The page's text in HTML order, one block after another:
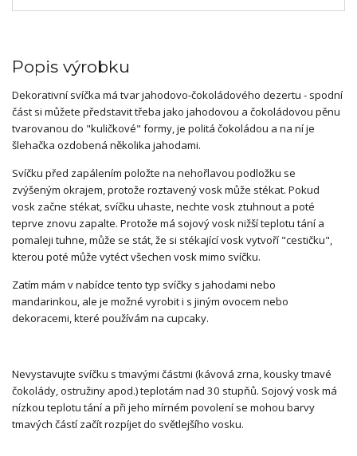
Popis výrobku
Dekorativní svíčka má tvar jahodovo-čokoládového dezertu - spodní
část si můžete představit třeba jako jahodovou a čokoládovou pěnu
tvarovanou do "kuličkové" formy, je politá čokoládou a na ní je
šlehačka ozdobená několika jahodami.
Svíčku před zapálením položte na nehořlavou podložku se
zvýšeným okrajem, protože roztavený vosk může stékat. Pokud
vosk začne stékat, svíčku uhaste, nechte vosk ztuhnout a poté
teprve znovu zapalte. Protože má sojový vosk nižší teplotu tání a
pomaleji tuhne, může se stát, že si stékající vosk vytvoří "cestičku",
kterou poté může vytéct všechen vosk mimo svíčku.
Zatím mám v nabídce tento typ svíčky s jahodami nebo
mandarinkou, ale je možné vyrobit i s jiným ovocem nebo
dekoracemi, které používám na cupcaky.
Nevystavujte svíčku s tmavými částmi (kávová zrna, kousky tmavé
čokolády, ostružiny apod.) teplotám nad 30 stupňů. Sojový vosk má
nízkou teplotu tání a při jeho mírném povolení se mohou barvy
tmavých částí začít rozpíjet do světlejšího vosku.